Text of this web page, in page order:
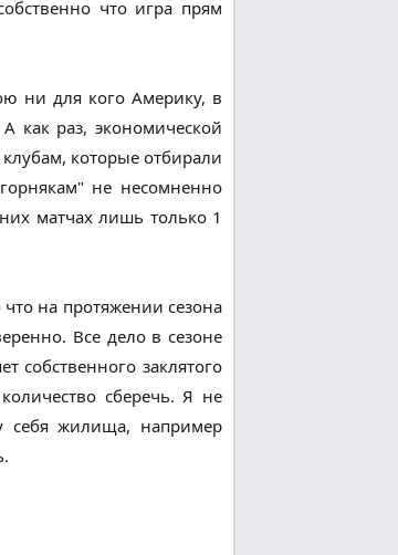
что игра прям
ни для кого Америку, в
как раз, экономической
которые отбирали
не несомненно
матчах лишь только 1
на протяжении сезона
Все дело в сезоне
заклятого
сберечь. Я не
себя жилища, например